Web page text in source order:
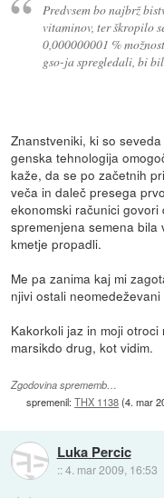
Predvsem bo najbrž
vitaminov, ter škropilo
0,000000001 %
gso-ja spregledali, bi
Znanstveniki, ki so
genska tehnologija
kaže, da se po začetnih
veča in daleč presega
ekonomski računici
spremenjena semena
kmetje propadli.
Me pa zanima kaj mi
njivi ostali
Kakorkoli jaz in moji
marsikdo drug, kot vidim.
Zgodovina sprememb…
spremenil:THX 1138(4. mar
Luka Percic
::4. mar 2009, 16:53